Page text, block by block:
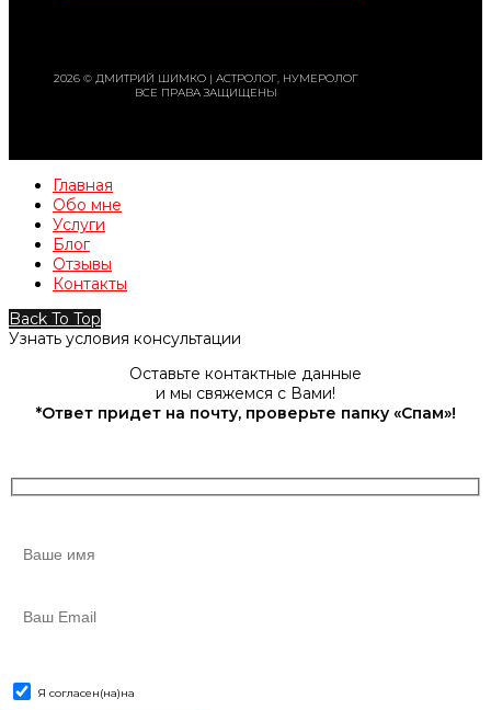
2026 © ДМИТРИЙ ШИМКО | АСТРОЛОГ, НУМЕРОЛОГ
ВСЕ ПРАВА ЗАЩИЩЕНЫ
Главная
Обо мне
Услуги
Блог
Отзывы
Контакты
Back To Top
Узнать условия консультации
Оставьте контактные данные
и мы свяжемся с Вами!
*Ответ придет на почту, проверьте папку «Спам»!
Я согласен(на)на